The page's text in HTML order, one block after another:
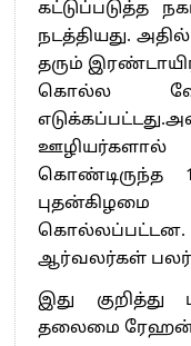
கட்டுப்படுத்த
நடத்தியது.
தரும்
கொல்ல
ஊழியர்களால்
கொண்டிருந்த
ஆர்வலர்கள் பலர்
இது குறித்து
தலைமை ரேஹன்